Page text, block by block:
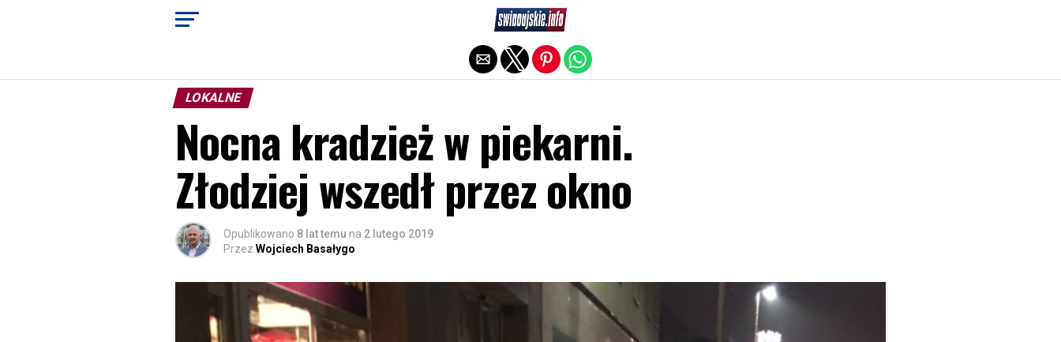
LOKALNE
Nocna kradzież w piekarni.
Złodziej wszedł przez okno
Opublikowano 8 lat temu na 2 lutego 2019
Przez Wojciech Basałygo
Exit mobile version